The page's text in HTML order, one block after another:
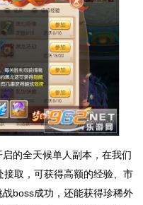
的全天候单人副本，在我们
取，可获得高额的经验、市
boss成功，还能获得珍稀外